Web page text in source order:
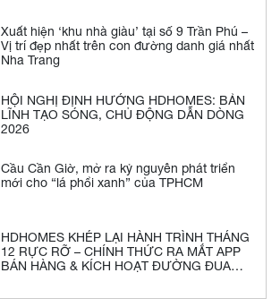
Xuất hiện ‘khu nhà giàu’ tại số 9 Trần Phú –
Vị trí đẹp nhất trên con đường danh giá nhất
Nha Trang
HỘI NGHỊ ĐỊNH HƯỚNG HDHOMES: BẢN
LĨNH TẠO SÓNG, CHỦ ĐỘNG DẪN DÒNG
2026
Cầu Cần Giờ, mở ra kỷ nguyên phát triển
mới cho “lá phổi xanh” của TPHCM
HDHOMES KHÉP LẠI HÀNH TRÌNH THÁNG
12 RỰC RỠ – CHÍNH THỨC RA MẮT APP
BÁN HÀNG & KÍCH HOẠT ĐƯỜNG ĐUA